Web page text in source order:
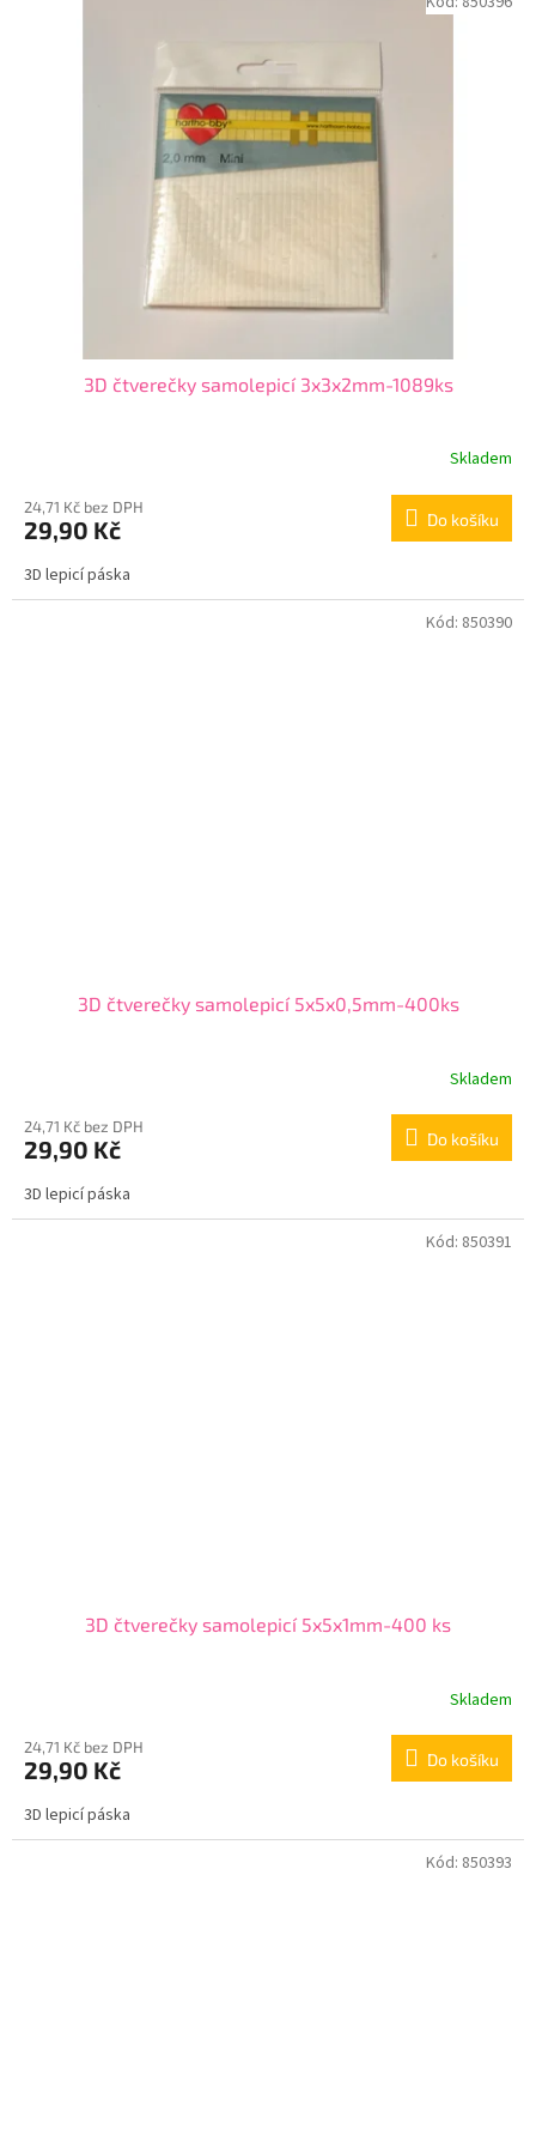
3D čtverečky samolepicí 3x3x2mm-1089ks
Skladem
24,71 Kč bez DPH
29,90 Kč Do košíku
3D lepicí páska
3D čtverečky samolepicí 5x5x0,5mm-400ks
Skladem
24,71 Kč bez DPH
29,90 Kč Do košíku
3D lepicí páska
Kód: 850390
3D čtverečky samolepicí 5x5x1mm-400 ks
Skladem
24,71 Kč bez DPH
29,90 Kč Do košíku
3D lepicí páska
Kód: 850391
Kód: 850393